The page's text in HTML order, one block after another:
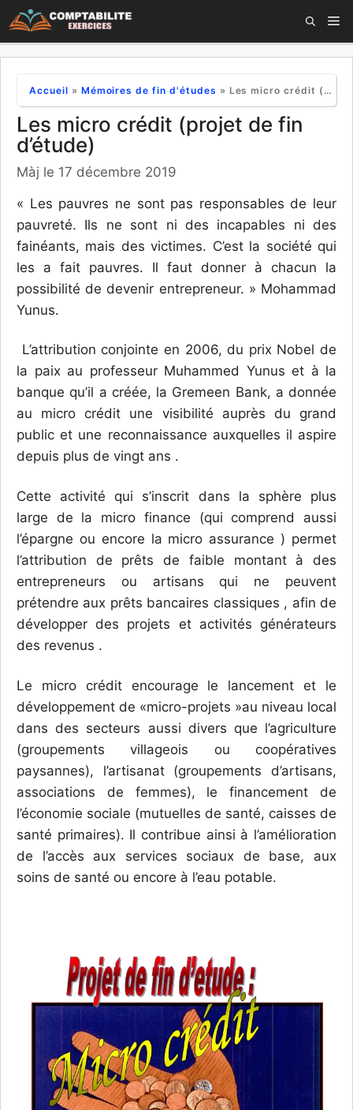
Aller
au
Accueil » Mémoires de fin d'études » Les micro crédit (projet de fin d’étude)
Les micro crédit (projet de fin
d’étude)
Màj le 17 décembre 2019
« Les pauvres ne sont pas responsables de leur
pauvreté. Ils ne sont ni des incapables ni des
fainéants, mais des victimes. C’est la société qui
les a fait pauvres. Il faut donner à chacun la
possibilité de devenir entrepreneur. » Mohammad
Yunus.
L’attribution conjointe en 2006, du prix Nobel de
la paix au professeur Muhammed Yunus et à la
banque qu’il a créée, la Gremeen Bank, a donnée
au micro crédit une visibilité auprès du grand
public et une reconnaissance auxquelles il aspire
depuis plus de vingt ans .
Cette activité qui s’inscrit dans la sphère plus
large de la micro finance (qui comprend aussi
l’épargne ou encore la micro assurance ) permet
l’attribution de prêts de faible montant à des
entrepreneurs ou artisans qui ne peuvent
prétendre aux prêts bancaires classiques , afin de
développer des projets et activités générateurs
des revenus .
Le micro crédit encourage le lancement et le
développement de «micro-projets »au niveau local
dans des secteurs aussi divers que l’agriculture
(groupements villageois ou coopératives
paysannes), l’artisanat (groupements d’artisans,
associations de femmes), le financement de
l’économie sociale (mutuelles de santé, caisses de
santé primaires). Il contribue ainsi à l’amélioration
de l’accès aux services sociaux de base, aux
soins de santé ou encore à l’eau potable.